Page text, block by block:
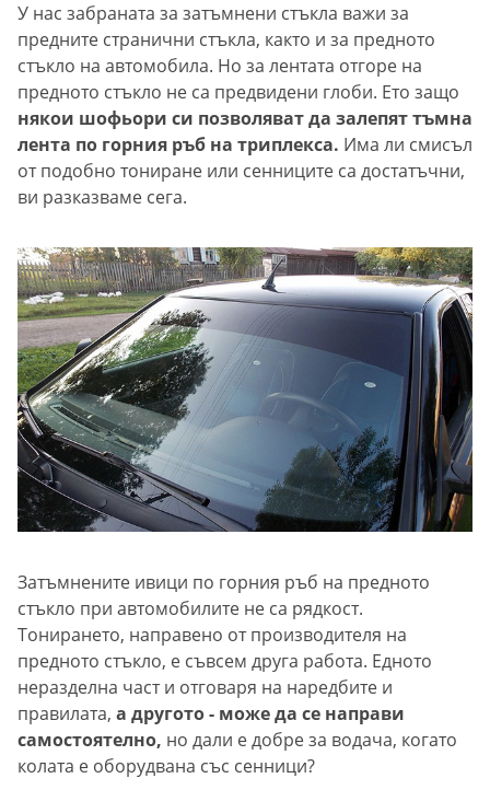
У нас забраната за затъмнени стъкла важи за
предните странични стъкла, както и за предното
стъкло на автомобила. Но за лентата отгоре на
предното стъкло не са предвидени глоби. Ето защо
някои шофьори си позволяват да залепят тъмна
лента по горния ръб на триплекса. Има ли смисъл
от подобно тониране или сенниците са достатъчни,
ви разказваме сега.
Затъмнените ивици по горния ръб на предното
стъкло при автомобилите не са рядкост.
Тонирането, направено от производителя на
предното стъкло, е съвсем друга работа. Едното
неразделна част и отговаря на наредбите и
правилата, а другото - може да се направи
самостоятелно, но дали е добре за водача, когато
колата е оборудвана със сенници?